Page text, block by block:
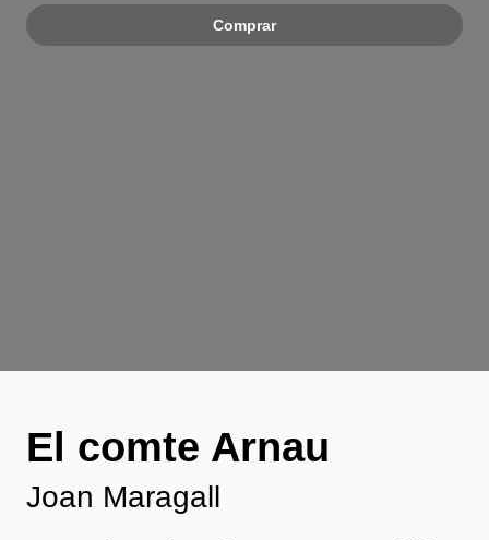
Comprar
El comte Arnau
Joan Maragall